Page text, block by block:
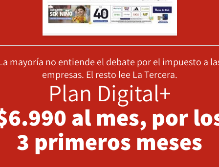
mayoría no entiende el debate por el impuesto a
empresas. El resto lee La Tercera.
Plan Digital+
al mes, por
3 primeros meses